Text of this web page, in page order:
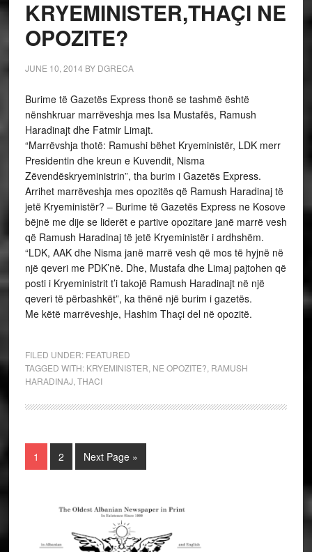
KRYEMINISTER,THAÇI NE
OPOZITE?
JUNE 10, 2014 BY DGRECA
Burime të Gazetës Express thonë se tashmë është
nënshkruar marrëveshja mes Isa Mustafës, Ramush
Haradinajt dhe Fatmir Limajt.
“Marrëvshja thotë: Ramushi bëhet Kryeministër, LDK merr
Presidentin dhe kreun e Kuvendit, Nisma
Zëvendëskryeministrin”, tha burim i Gazetës Express.
Arrihet marrëveshja mes opozitës që Ramush Haradinaj të
jetë Kryeministër? – Burime të Gazetës Express ne Kosove
bëjnë me dije se liderët e partive opozitare janë marrë vesh
që Ramush Haradinaj të jetë Kryeministër i ardhshëm.
“LDK, AAK dhe Nisma janë marrë vesh që mos të hyjnë në
një qeveri me PDK’në. Dhe, Mustafa dhe Limaj pajtohen që
posti i Kryeministrit t’i takojë Ramush Haradinajt në një
qeveri të përbashkët”, ka thënë një burim i gazetës.
Me këtë marrëveshje, Hashim Thaçi del në opozitë.
FILED UNDER: FEATURED
TAGGED WITH: KRYEMINISTER NE OPOZITE? RAMUSH
HARADINAJ THACI
1 2 Next Page »